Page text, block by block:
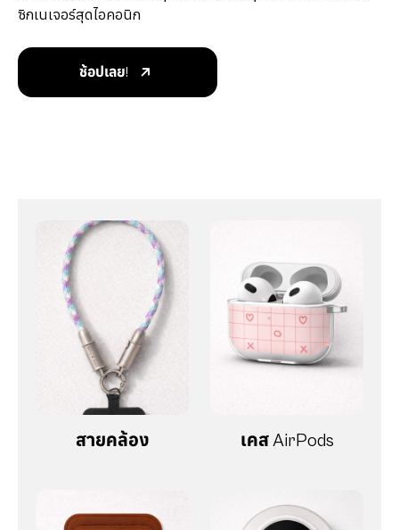
ซิกเนเจอร์สุดไอคอนิก
ช้อปเลย!
สายคล้อง เคส AirPods